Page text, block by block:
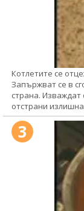
Котлетите се
Запържват се в
страна. Изваждат
отстрани
3